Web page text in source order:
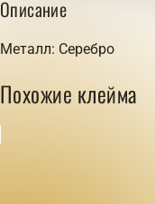
Описание
Металл: Серебро
Похожие клейма